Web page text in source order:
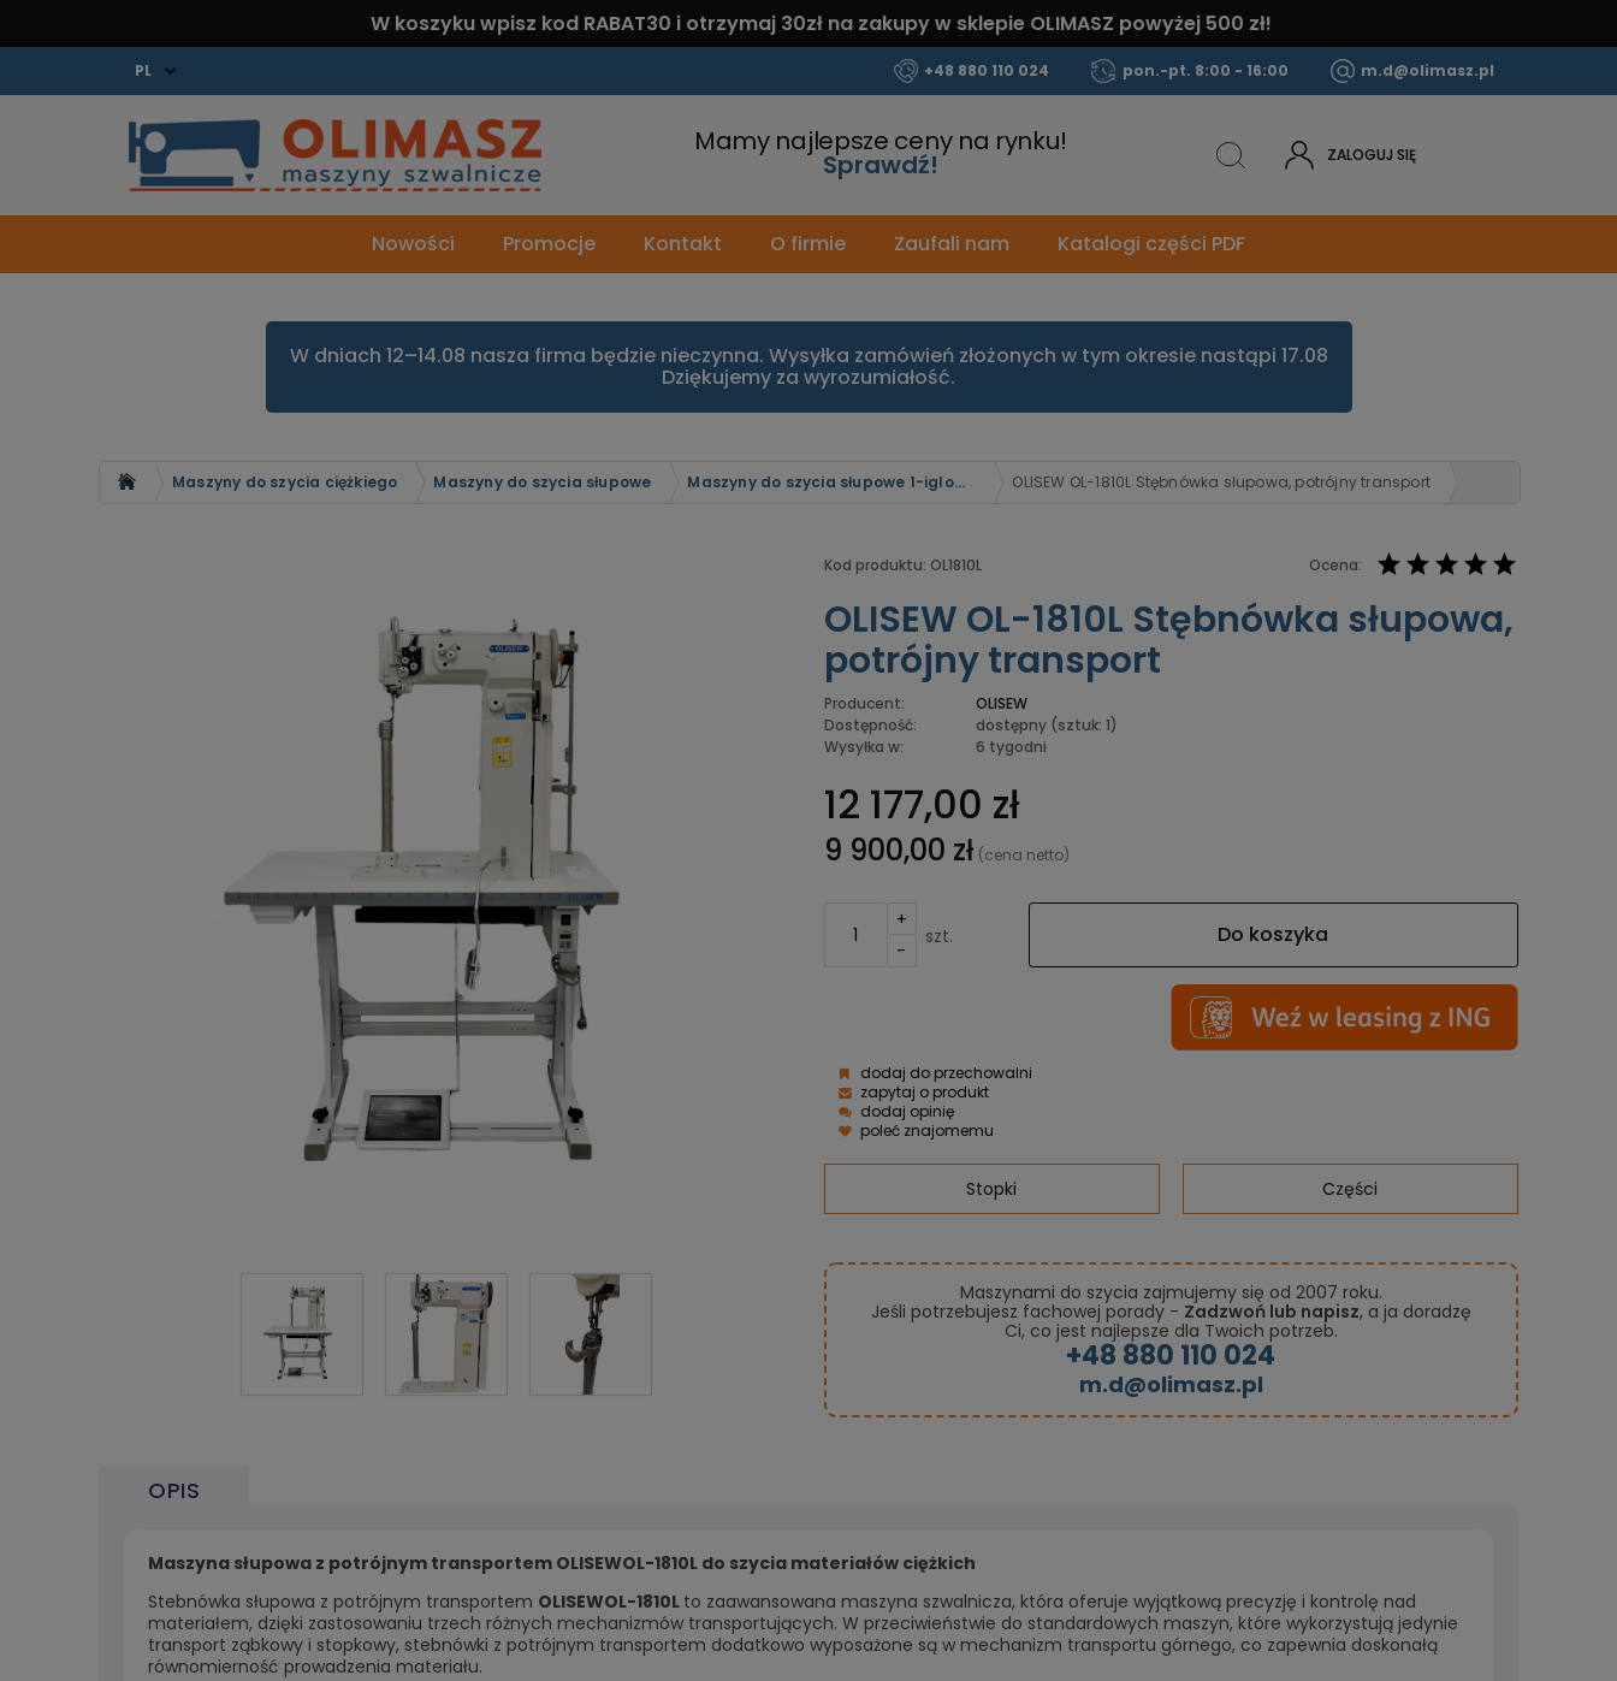
W koszyku wpisz kod RABAT30 i otrzymaj 30złna zakupy w sklepie OLIMASZ powyżej 500 zł!
+48 880 110 024 pon.-pt. 8:00 - 16:00 m.d@olimasz.pl
Mamy najlepsze ceny na rynku!
Sprawdź! ZALOGUJ SIĘ
Nowości Promocje Kontakt O firmie Zaufali nam Katalogi części PDF
W dniach 12–14.08 nasza firma będzie nieczynna. Wysyłka zamówień złożonych w tym okresie nastąpi 17.08
Dziękujemy za wyrozumiałość.
Strona główna Maszyny do szycia ciężkiego Maszyny do szycia słupowe Maszyny do szycia słupowe 1-iglowe z potrójnym transportem OLISEW OL-1810L Stębnówka słupowa, potrójny transport
Ocena:
Kod produktu: OL1810L
OLISEW OL-1810L Stębnówka słupowa,
potrójny transport
Producent:
OLISEW
Dostępność:
dostępny (sztuk: 1)
Wysyłka w:
6 tygodni
12 177,00 zł
9 900,00 zł (cena netto)
+
-
szt. Do koszyka
dodaj do przechowalni
zapytaj o produkt
dodaj opinię
poleć znajomemu
Stopki Części
Maszynami do szycia zajmujemy się od 2007 roku.
Jeśli potrzebujesz fachowej porady - Zadzwoń lub napisz, a ja doradzę
Ci, co jest najlepsze dla Twoich potrzeb.
+48 880 110 024
m.d@olimasz.pl
OPIS
Maszyna słupowa z potrójnym transportem OLISEWOL-1810L do szycia materiałów ciężkich
Stebnówka słupowa z potrójnym transportem OLISEWOL-1810L to zaawansowana maszyna szwalnicza, która oferuje wyjątkową precyzję i kontrolę nad
materiałem, dzięki zastosowaniu trzech różnych mechanizmów transportujących. W przeciwieństwie do standardowych maszyn, które wykorzystują jedynie
transport ząbkowy i stopkowy, stebnówki z potrójnym transportem dodatkowo wyposażone są w mechanizm transportu górnego, co zapewnia doskonałą
równomierność prowadzenia materiału.